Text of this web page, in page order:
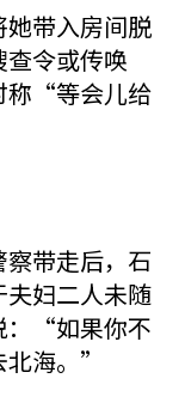
带入房间脱
令或传唤
称“等会儿给
带走后，石
妇二人未随
：“如果你不
海。”